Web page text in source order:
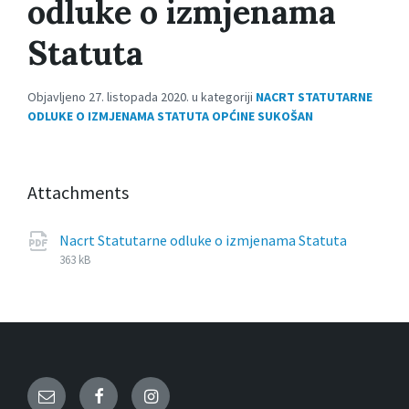
odluke o izmjenama
Statuta
Objavljeno 27. listopada 2020. u kategoriji NACRT STATUTARNE
ODLUKE O IZMJENAMA STATUTA OPĆINE SUKOŠAN
Attachments
Nacrt Statutarne odluke o izmjenama Statuta
363 kB
Email FacebookInstagram